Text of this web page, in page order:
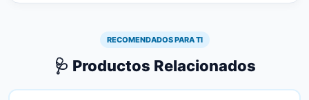
RECOMENDADOS PARA TI
🩺 Productos Relacionados